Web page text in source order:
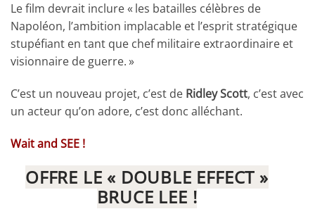
Le film devrait inclure « les batailles célèbres de
Napoléon, l’ambition implacable et l’esprit stratégique
stupéfiant en tant que chef militaire extraordinaire et
visionnaire de guerre. »
C’est un nouveau projet, c’est de Ridley Scott, c’est avec
un acteur qu’on adore, c’est donc alléchant.
Wait and SEE !
OFFRE LE « DOUBLE EFFECT »
BRUCE LEE !